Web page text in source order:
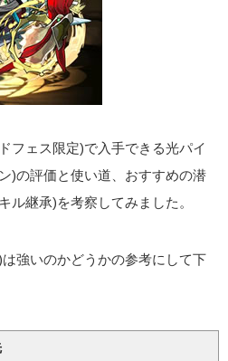
フェス限定)で入手できる光パイ
)の評価と使い道、おすすめの潜
ル継承)を考察してみました。
強いのかどうかの参考にして下